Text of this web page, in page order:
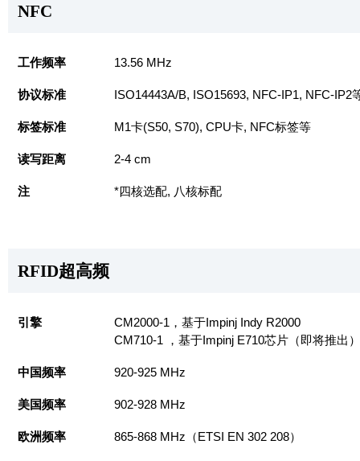
NFC
工作频率 13.56 MHz
协议标准 ISO14443A/B, ISO15693, NFC-IP1, NFC-IP2
标签标准 M1卡(S50, S70), CPU卡, NFC标签等
读写距离 2-4 cm
注 *四核选配, 八核标配
RFID超高频
引擎
CM2000-1，基于Impinj Indy R2000
CM710-1 ，基于Impinj E710芯片（即将推出）
中国频率 920-925 MHz
美国频率 902-928 MHz
欧洲频率 865-868 MHz（ETSI EN 302 208）